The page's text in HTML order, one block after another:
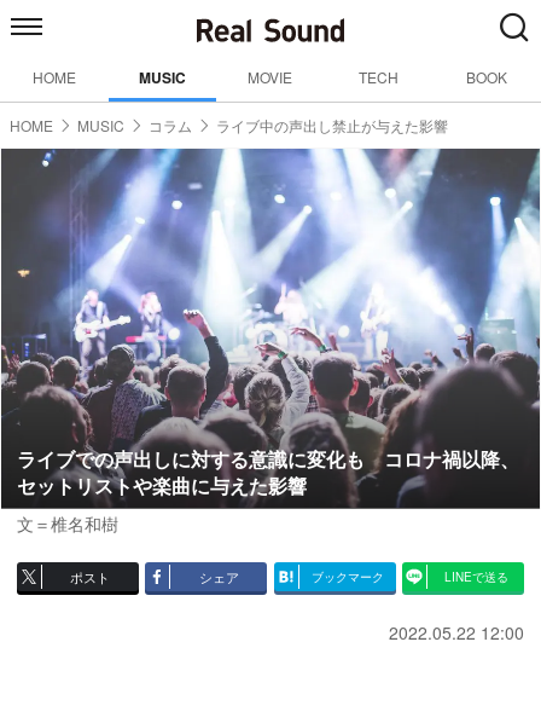
HOME MUSIC MOVIE TECH BOOK
HOME MUSIC コラム ライブ中の声出し禁止が与えた影響
ライブでの声出しに対する意識に変化も コロナ禍以降、
セットリストや楽曲に与えた影響
文＝椎名和樹
ポスト シェア ブックマーク LINEで送る
2022.05.22 12:00